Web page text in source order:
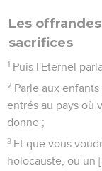
Les
sacrifices
1 Puis l'Eternel
2 Parle aux
entrés au pays où
donne ;
3 Et que vous
holocauste, ou un